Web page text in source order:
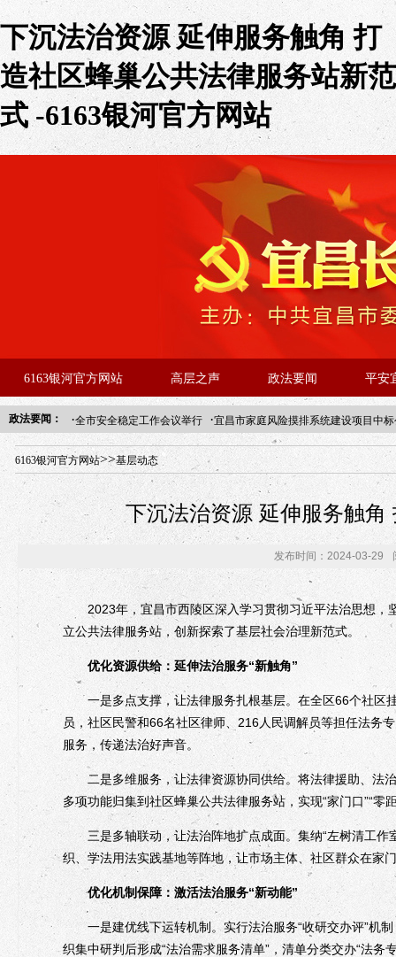
下沉法治资源 延伸服务触角 打
造社区蜂巢公共法律服务站新范
式 -6163银河官方网站
6163银河官方网站 高层之声 政法要闻 平安
政法要闻： ·全市安全稳定工作会议举行 ·宜昌市家庭风险摸排系统建设项目中
年“招才兴业”事业单位人才引进·北京站人民大学入校工作提醒
6163银河官方网站>>基层动态
下沉法治资源 延伸服务触
发布时间：2024-03-29
2023年，宜昌市西陵区深入学习贯彻习近平法治思想，
立公共法律服务站，创新探索了基层社会治理新范式。
优化资源供给：延伸法治服务“新触角”
一是多点支撑，让法律服务扎根基层。在全区66个社区
员，社区民警和66名社区律师、216人民调解员等担任法务
服务，传递法治好声音。
二是多维服务，让法律资源协同供给。将法律援助、法治
多项功能归集到社区蜂巢公共法律服务站，实现“家门口”“零
三是多轴联动，让法治阵地扩点成面。集纳“左树清工作
织、学法用法实践基地等阵地，让市场主体、社区群众在家
优化机制保障：激活法治服务“新动能”
一是建优线下运转机制。实行法治服务“收研交办评”机制
织集中研判后形成“法治需求服务清单”，清单分类交办“法